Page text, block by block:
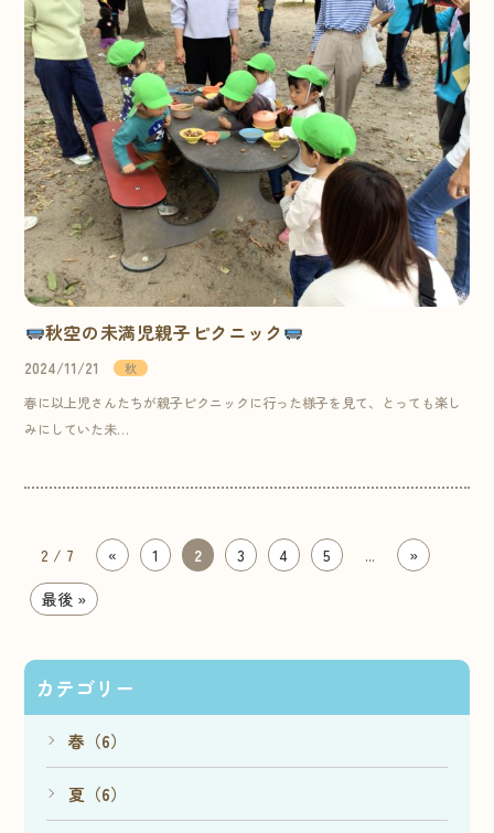
秋空の未満児親子ピクニック
2024/11/21 秋
春に以上児さんたちが親子ピクニックに行った様子を見て、とっても楽し
みにしていた未…
2 / 7 « 1 2 3 4 5 ...
»
最後 »
カテゴリー
春（6）
夏（6）